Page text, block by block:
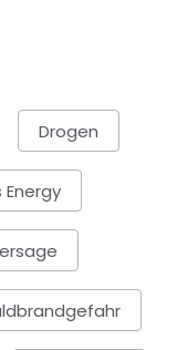
Drogen